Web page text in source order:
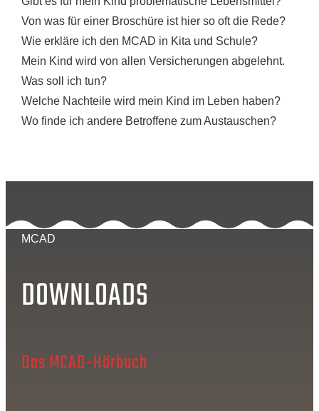
Von was für einer Broschüre ist hier so oft die Rede?
Wie erkläre ich den MCAD in Kita und Schule?
Mein Kind wird von allen Versicherungen abgelehnt.
Was soll ich tun?
Welche Nachteile wird mein Kind im Leben haben?
Wo finde ich andere Betroffene zum Austauschen?
MCAD
DOWNLOADS
Das MCAD-Hörbuch